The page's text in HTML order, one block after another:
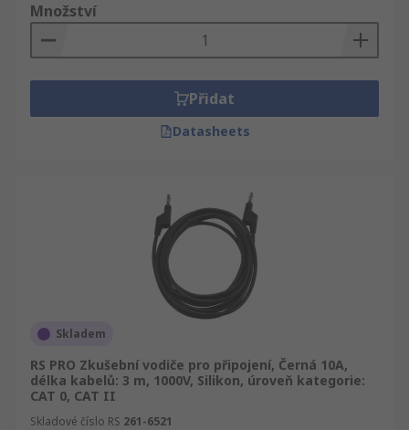
Množství
Přidat
Datasheets
Skladem
RS PRO Zkušební vodiče pro připojení, Černá 10A,
délka kabelů: 3 m, 1000V, Silikon, úroveň kategorie:
CAT 0, CAT II
Skladové číslo RS 261-6521